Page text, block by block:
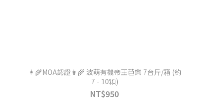
👩‍🌾MOA認證👩‍🌾 波萌有機帝王芭樂 7台斤/箱 (約
7 - 10顆)
NT$950